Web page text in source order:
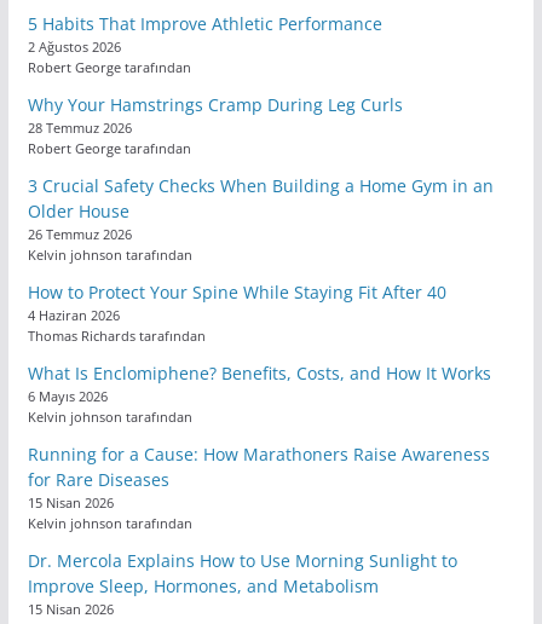
5 Habits That Improve Athletic Performance
2 Ağustos 2026
Robert George tarafından
Why Your Hamstrings Cramp During Leg Curls
28 Temmuz 2026
Robert George tarafından
3 Crucial Safety Checks When Building a Home Gym in an
Older House
26 Temmuz 2026
Kelvin johnson tarafından
How to Protect Your Spine While Staying Fit After 40
4 Haziran 2026
Thomas Richards tarafından
What Is Enclomiphene? Benefits, Costs, and How It Works
6 Mayıs 2026
Kelvin johnson tarafından
Running for a Cause: How Marathoners Raise Awareness
for Rare Diseases
15 Nisan 2026
Kelvin johnson tarafından
Dr. Mercola Explains How to Use Morning Sunlight to
Improve Sleep, Hormones, and Metabolism
15 Nisan 2026